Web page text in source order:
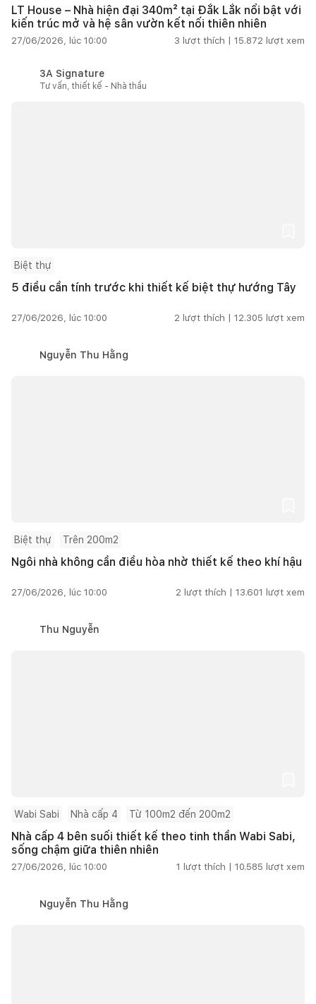
LT House – Nhà hiện đại 340m² tại Đắk Lắk nổi bật với
kiến trúc mở và hệ sân vườn kết nối thiên nhiên
27/06/2026, lúc 10:00 3 lượt thích | 15.872 lượt xem
3A Signature
Tư vấn, thiết kế - Nhà thầu
Biệt thự
5 điều cần tính trước khi thiết kế biệt thự hướng Tây
27/06/2026, lúc 10:00 2 lượt thích | 12.305 lượt xem
Nguyễn Thu Hằng
Biệt thự Trên 200m2
Ngôi nhà không cần điều hòa nhờ thiết kế theo khí hậu
27/06/2026, lúc 10:00 2 lượt thích | 13.601 lượt xem
Thu Nguyễn
Wabi Sabi Nhà cấp 4 Từ 100m2 đến 200m2
Nhà cấp 4 bên suối thiết kế theo tinh thần Wabi Sabi,
sống chậm giữa thiên nhiên
27/06/2026, lúc 10:00 1 lượt thích | 10.585 lượt xem
Nguyễn Thu Hằng